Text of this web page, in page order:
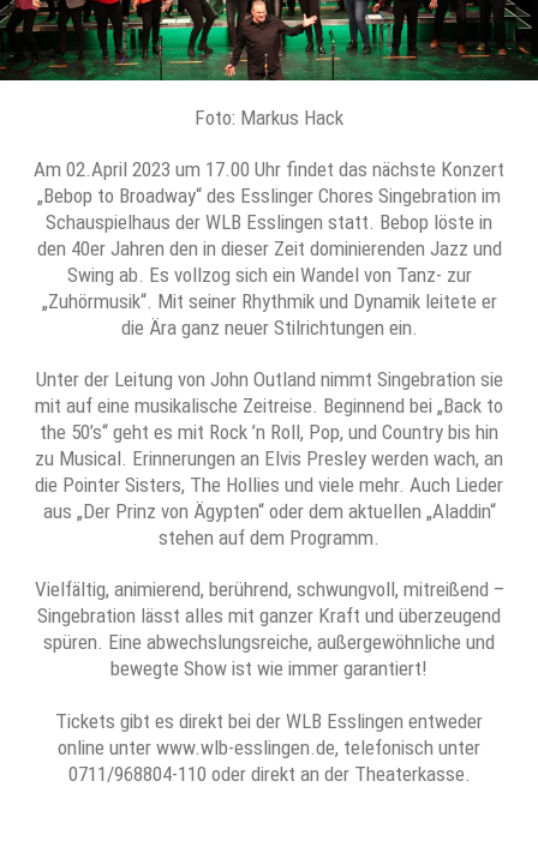
Foto: Markus Hack
Am 02.April 2023 um 17.00 Uhr findet das nächste Konzert
„Bebop to Broadway“ des Esslinger Chores Singebration im
Schauspielhaus der WLB Esslingen statt. Bebop löste in
den 40er Jahren den in dieser Zeit dominierenden Jazz und
Swing ab. Es vollzog sich ein Wandel von Tanz- zur
„Zuhörmusik“. Mit seiner Rhythmik und Dynamik leitete er
die Ära ganz neuer Stilrichtungen ein.
Unter der Leitung von John Outland nimmt Singebration sie
mit auf eine musikalische Zeitreise. Beginnend bei „Back to
the 50’s“ geht es mit Rock ’n Roll, Pop, und Country bis hin
zu Musical. Erinnerungen an Elvis Presley werden wach, an
die Pointer Sisters, The Hollies und viele mehr. Auch Lieder
aus „Der Prinz von Ägypten“ oder dem aktuellen „Aladdin“
stehen auf dem Programm.
Vielfältig, animierend, berührend, schwungvoll, mitreißend –
Singebration lässt alles mit ganzer Kraft und überzeugend
spüren. Eine abwechslungsreiche, außergewöhnliche und
bewegte Show ist wie immer garantiert!
Tickets gibt es direkt bei der WLB Esslingen entweder
online unter www.wlb-esslingen.de, telefonisch unter
0711/968804-110 oder direkt an der Theaterkasse.